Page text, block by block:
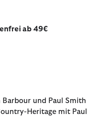
ab 49€
und Paul Smith
Heritage mit Paul